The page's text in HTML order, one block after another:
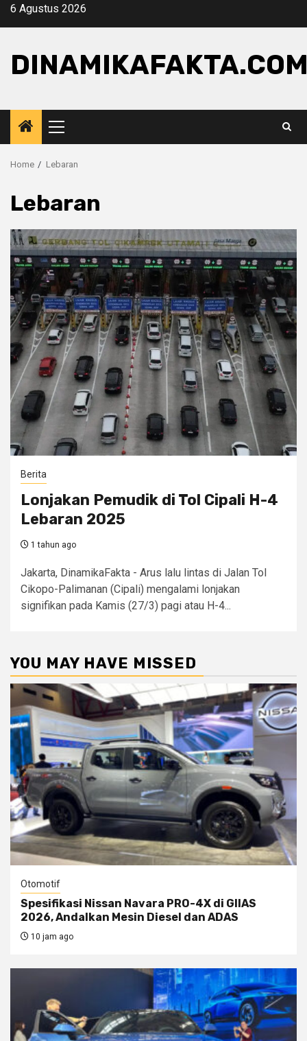
Skip6 Agustus 2026
Primary
Menu
Home Lebaran
Lebaran
Berita
Lonjakan Pemudik di Tol Cipali H-4
Lebaran 2025
1 tahun ago
Jakarta, DinamikaFakta - Arus lalu lintas di Jalan Tol
Cikopo-Palimanan (Cipali) mengalami lonjakan
signifikan pada Kamis (27/3) pagi atau H-4...
YOU MAY HAVE MISSED
Otomotif
Spesifikasi Nissan Navara PRO-4X di GIIAS
2026, Andalkan Mesin Diesel dan ADAS
10 jam ago